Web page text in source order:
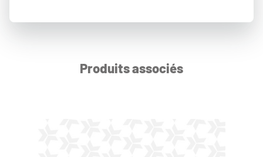
Produits associés